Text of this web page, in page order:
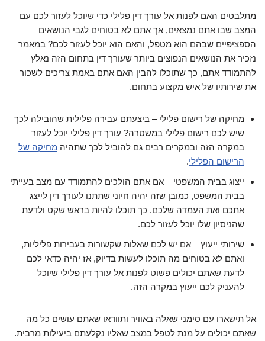
מתלבטים האם לפנות אל עורך דין פלילי כדי שיוכל לעזור לכם עם
המצב שבו אתם נמצאים, אך אתם לא בטוחים לגבי הנושאים
הספציפיים שבהם הוא מטפל, והאם הוא יוכל לעזור לכם? במאמר
נזכיר את הנושאים הנפוצים ביותר שעורך דין בתחום הזה נאלץ
להתמודד אתם, כך שתוכלו להבין האם אתם באמת צריכים לשכור
את שירותיו של איש מקצוע בתחום.
מחיקה של רישום פלילי – ביצעתם עבירה פלילית שהובילה לכך
שיש לכם רישום פלילי במשטרה? עורך דין פלילי יוכל לעזור
במקרה הזה ובמקרים רבים גם להוביל לכך שתהיה מחיקה של
הרישום הפלילי.
ייצוג בבית המשפטי – אם אתם הולכים להתמודד עם מצב בעייתי
בבית המשפט, כמובן שזה יהיה חיוני שתתנו לעורך דין לייצג
אתכם ואת העמדה שלכם. כך תוכלו להיות בראש שקט ולדעת
שהניסיון שלו יוכל לעזור לכם.
שירותי ייעוץ– אם יש לכם שאלות שקשורות בעבירות פליליות,
ואתם לא בטוחים מה תוכלו לעשות בדיוק, אז יהיה כדאי לכם
לדעת שאתם יכולים פשוט לפנות אל עורך דין פלילי שיוכל
להעניק לכם ייעוץ במקרה הזה.
אל תישארו עם סימני שאלה באוויר ותוודאו שאתם עושים כל מה
שאתם יכולים על מנת לטפל במצב שאליו נקלעתם ביעילות מרבית.